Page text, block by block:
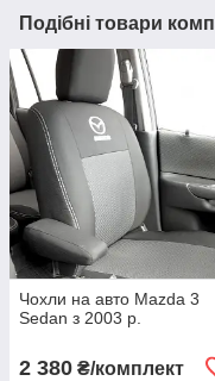
Подібні товари
Чохли на авто Mazda 3
Sedan з 2003 р.
2 380 ₴/комплект